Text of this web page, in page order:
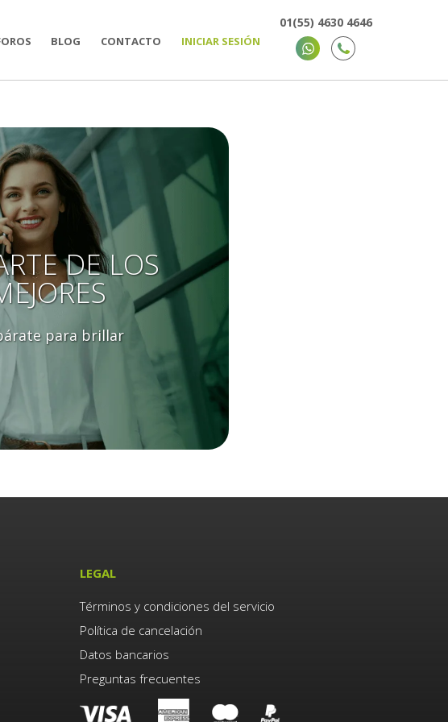
BLOG CONTACTO INICIAR SESIÓN
01(55) 4630 4646
DE LOS
para brillar
LEGAL
Términos y condiciones del servicio
Política de cancelación
Datos bancarios
Preguntas frecuentes